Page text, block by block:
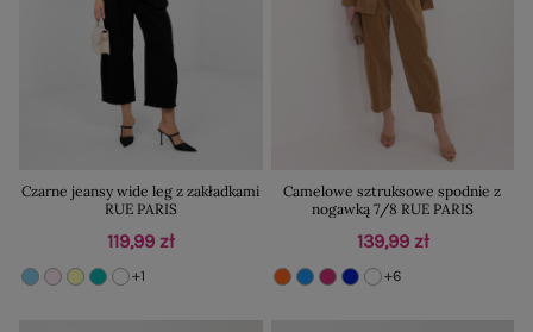
Czarne jeansy wide leg z zakładkami
RUE PARIS
119,99 zł
+1
Camelowe sztruksowe spodnie z
nogawką 7/8 RUE PARIS
139,99 zł
+6